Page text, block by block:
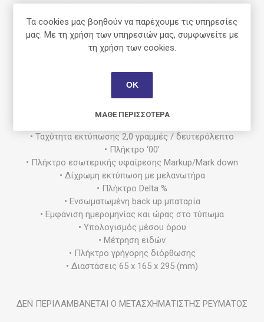
• Δυνατότητα υπολογισμών με ποσοστό φόρου
• Key rollover για γρήγορη με ακρίβεια πληκτολόγιση
• Δυνατότητα μετατροπής Ευρώ σε εθνικό νόμισμα και
αντίστροφα
• 150 Βήματα διόρθωσης υπολογισμών
• Επιλογή εκτύπωσης ενός υπολογισμού μετά από όλες τις
λειτουργίες (max 150 βήματα)
• Επιλογή εκτύπωσης ενός υπολογισμού όσο συχνά
• Ταχύτητα εκτύπωσης 2,0 γραμμές / δευτερόλεπτο
• Πλήκτρο ‘00’
• Πλήκτρο εσωτερικής υφαίρεσης Markup/Mark down
• Δίχρωμη εκτύπωση με μελανωτήρα
• Πλήκτρο Delta %
• Ενσωματωμένη back up μπαταρία
• Εμφάνιση ημερομηνίας και ώρας στο τύπωμα
• Υπολογισμός μέσου όρου
• Μέτρηση ειδών
• Πλήκτρο γρήγορης διόρθωσης
• Διαστάσεις 65 x 165 x 295 (mm)
ΔΕΝ ΠΕΡΙΛΑΜΒΑΝΕΤΑΙ Ο ΜΕΤΑΣΧΗΜΑΤΙΣΤΗΣ ΡΕΥΜΑΤΟΣ
Τα cookies μας βοηθούν να παρέχουμε τις υπηρεσίες
μας. Με τη χρήση των υπηρεσιών μας, συμφωνείτε με
τη χρήση των cookies.
ΟΚ
ΜΆΘΕ ΠΕΡΙΣΣΌΤΕΡΑ